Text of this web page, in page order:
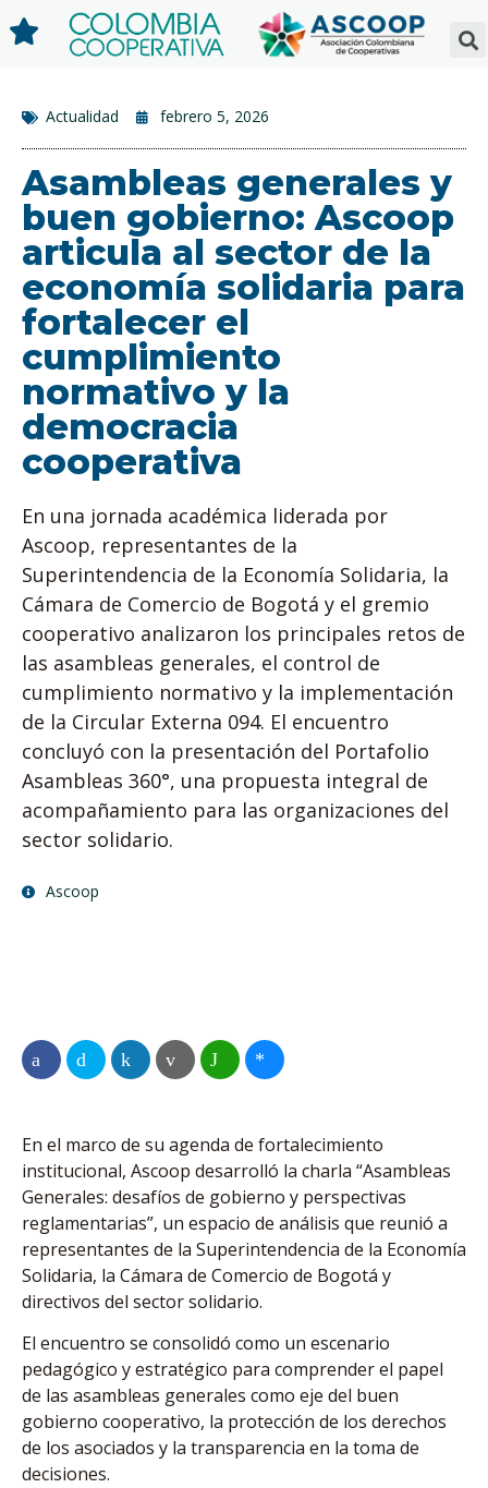
Actualidad febrero 5, 2026
Asambleas generales y
buen gobierno: Ascoop
articula al sector de la
economía solidaria para
fortalecer el
cumplimiento
normativo y la
democracia
cooperativa
En una jornada académica liderada por
Ascoop, representantes de la
Superintendencia de la Economía Solidaria, la
Cámara de Comercio de Bogotá y el gremio
cooperativo analizaron los principales retos de
las asambleas generales, el control de
cumplimiento normativo y la implementación
de la Circular Externa 094. El encuentro
concluyó con la presentación del Portafolio
Asambleas 360°, una propuesta integral de
acompañamiento para las organizaciones del
sector solidario.
Ascoop
En el marco de su agenda de fortalecimiento
institucional, Ascoop desarrolló la charla “Asambleas
Generales: desafíos de gobierno y perspectivas
reglamentarias”, un espacio de análisis que reunió a
representantes de la Superintendencia de la Economía
Solidaria, la Cámara de Comercio de Bogotá y
directivos del sector solidario.
El encuentro se consolidó como un escenario
pedagógico y estratégico para comprender el papel
de las asambleas generales como eje del buen
gobierno cooperativo, la protección de los derechos
de los asociados y la transparencia en la toma de
decisiones.